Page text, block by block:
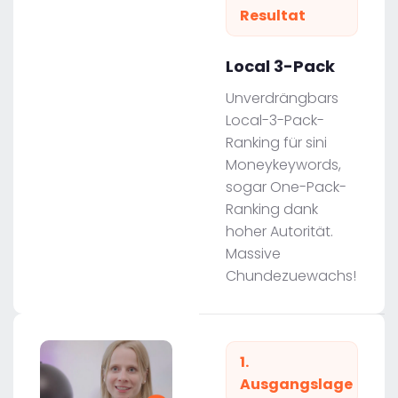
Resultat
Local 3-Pack
Unverdrängbars
Local-3-Pack-
Ranking für sini
Moneykeywords,
sogar One-Pack-
Ranking dank
hoher Autorität.
Massive
Chundezuewachs!
1.
Ausgangslage